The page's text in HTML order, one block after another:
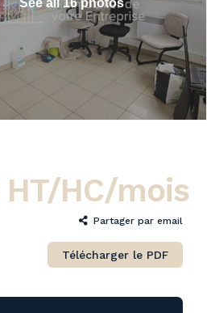
See all 16 photos
HT/HC/mois
Partager
Télécharger le PDF